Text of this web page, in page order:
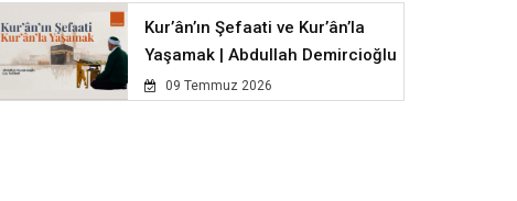
Kur’ân’ın Şefaati ve Kur’ân’la
Yaşamak | Abdullah Demircioğlu
09 Temmuz 2026